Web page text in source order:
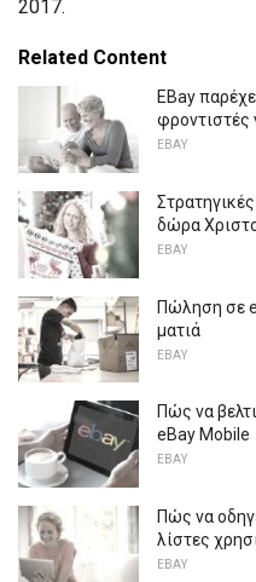
2017.
Related Content
EBay
φροντιστές
EBAY
δώρα
EBAY
Πώληση σε
ματιά
EBAY
Πώς να
eBay Mobile
EBAY
Πώς να
λίστες
EBAY